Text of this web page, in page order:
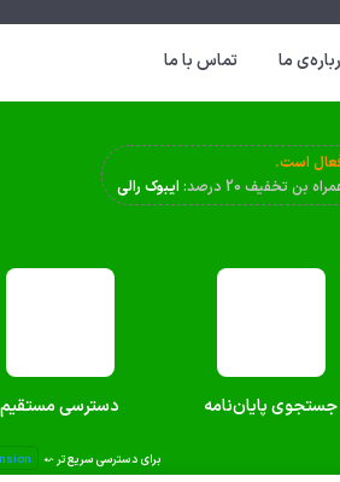
ما تماس با ما
است.
ایبوک رالی
جستجوی پایان‌نامه دسترسی مستقیم
برای دسترسی سریع‌تر ⬿